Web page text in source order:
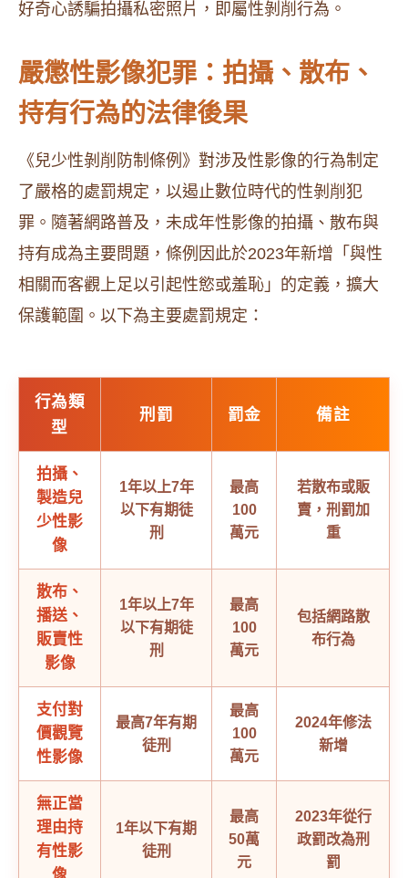
好奇心誘騙拍攝私密照片，即屬性剝削行為。
嚴懲性影像犯罪：拍攝、散布、
持有行為的法律後果
《兒少性剝削防制條例》對涉及性影像的行為制定
了嚴格的處罰規定，以遏止數位時代的性剝削犯
罪。隨著網路普及，未成年性影像的拍攝、散布與
持有成為主要問題，條例因此於2023年新增「與性
相關而客觀上足以引起性慾或羞恥」的定義，擴大
保護範圍。以下為主要處罰規定：
行為類
型
刑罰 罰金 備註
拍攝、
製造兒
少性影
像
1年以上7年
以下有期徒
刑
最高
100
萬元
若散布或販
賣，刑罰加
重
散布、
播送、
販賣性
影像
1年以上7年
以下有期徒
刑
最高
100
萬元
包括網路散
布行為
支付對
價觀覽
性影像
最高7年有期
徒刑
最高
100
萬元
2024年修法
新增
無正當
理由持
有性影
1年以下有期
徒刑
最高
50萬
元
2023年從行
政罰改為刑
罰